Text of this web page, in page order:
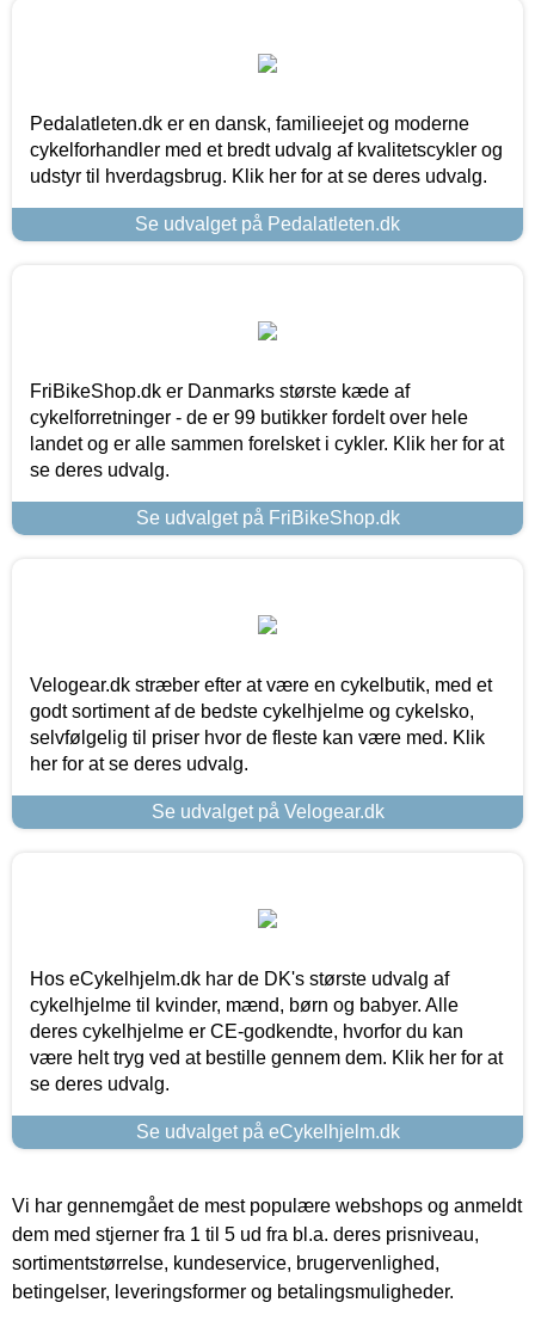
Pedalatleten.dk er en dansk, familieejet og moderne
cykelforhandler med et bredt udvalg af kvalitetscykler og
udstyr til hverdagsbrug. Klik her for at se deres udvalg.
Se udvalget på Pedalatleten.dk
FriBikeShop.dk er Danmarks største kæde af
cykelforretninger - de er 99 butikker fordelt over hele
landet og er alle sammen forelsket i cykler. Klik her for at
se deres udvalg.
Se udvalget på FriBikeShop.dk
Velogear.dk stræber efter at være en cykelbutik, med et
godt sortiment af de bedste cykelhjelme og cykelsko,
selvfølgelig til priser hvor de fleste kan være med. Klik
her for at se deres udvalg.
Se udvalget på Velogear.dk
Hos eCykelhjelm.dk har de DK's største udvalg af
cykelhjelme til kvinder, mænd, børn og babyer. Alle
deres cykelhjelme er CE-godkendte, hvorfor du kan
være helt tryg ved at bestille gennem dem. Klik her for at
se deres udvalg.
Se udvalget på eCykelhjelm.dk
Vi har gennemgået de mest populære webshops og anmeldt
dem med stjerner fra 1 til 5 ud fra bl.a. deres prisniveau,
sortimentstørrelse, kundeservice, brugervenlighed,
betingelser, leveringsformer og betalingsmuligheder.